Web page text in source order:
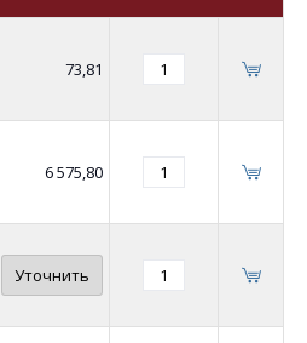
73,81
6 575,80
Уточнить